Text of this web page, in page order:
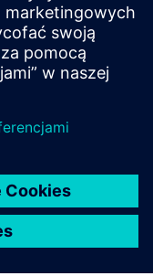
nowego produktu
poprzez integrację
własnym